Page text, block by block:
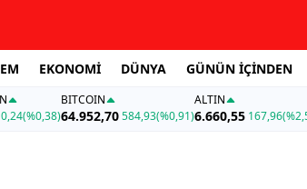
EKONOMİ DÜNYA GÜNÜN İÇİNDEN
0,24(%0,38)
BITCOIN
64.952,70584,93(%0,91)
ALTIN
6.660,55 167,96